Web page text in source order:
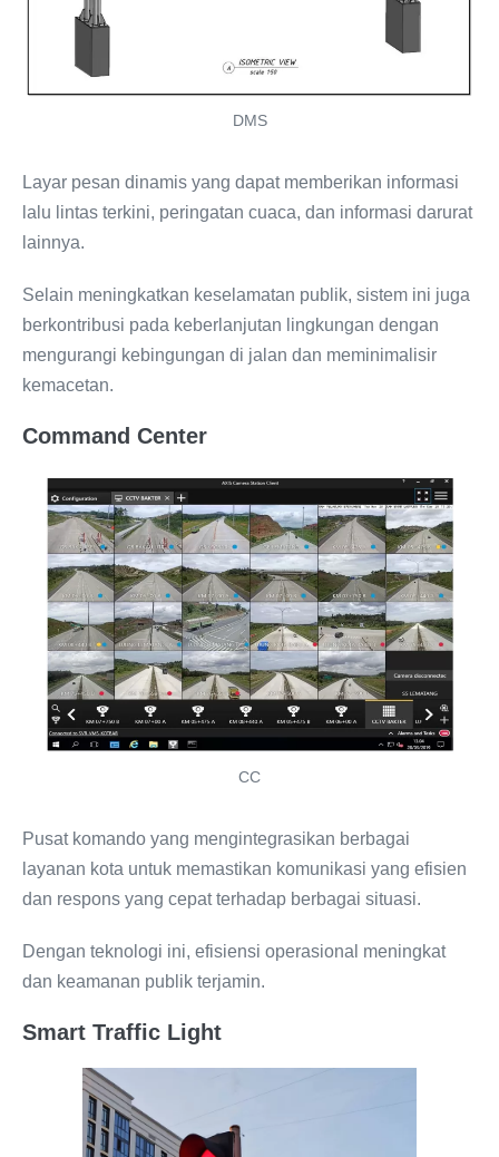
DMS
Layar pesan dinamis yang dapat memberikan informasi
lalu lintas terkini, peringatan cuaca, dan informasi darurat
lainnya.
Selain meningkatkan keselamatan publik, sistem ini juga
berkontribusi pada keberlanjutan lingkungan dengan
mengurangi kebingungan di jalan dan meminimalisir
kemacetan.
Command Center
CC
Pusat komando yang mengintegrasikan berbagai
layanan kota untuk memastikan komunikasi yang efisien
dan respons yang cepat terhadap berbagai situasi.
Dengan teknologi ini, efisiensi operasional meningkat
dan keamanan publik terjamin.
Smart Traffic Light